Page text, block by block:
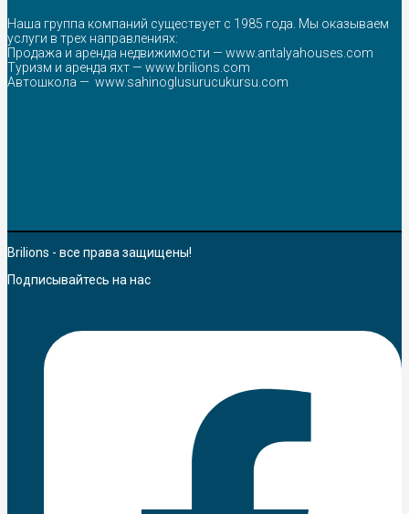
Наша группа компаний существует с 1985 года. Мы оказываем
услуги в трех направлениях:
Продажа и аренда недвижимости — www.antalyahouses.com
Туризм и аренда яхт — www.brilions.com
Автошкола — www.sahinoglusurucukursu.com
Brilions - все права защищены!
Подписывайтесь на нас